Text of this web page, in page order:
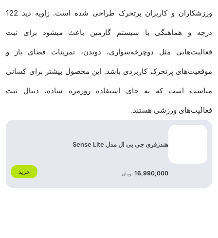
ورزشکاران و کاربران پرتحرک طراحی شده است. زاویه دید 122
درجه و هماهنگی با سیستم گارمین باعث میشود برای ثبت
فعالیت‌هایی مثل دوچرخه‌سواری، دویدن، تمرینات فضای باز و
موقعیت‌های پرتحرک کاربردی باشد. این محصول بیشتر برای کسانی
مناسب است که به جای استفاده روزمره ساده، دنبال ثبت
فعالیت‌های ورزشی هستند.
هندزفری جی بی ال مدل Sense Lite
16,990,000 تومان خرید